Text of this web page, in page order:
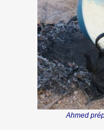
Ahmed